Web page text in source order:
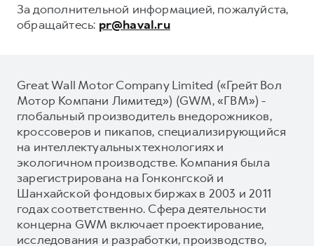
За дополнительной информацией, пожалуйста,
обращайтесь: pr@haval.ru
Great Wall Motor Company Limited («Грейт Вол
Мотор Компани Лимитед») (GWM, «ГВМ») -
глобальный производитель внедорожников,
кроссоверов и пикапов, специализирующийся
на интеллектуальных технологиях и
экологичном производстве. Компания была
зарегистрирована на Гонконгской и
Шанхайской фондовых биржах в 2003 и 2011
годах соответственно. Сфера деятельности
концерна GWM включает проектирование,
исследования и разработки, производство,